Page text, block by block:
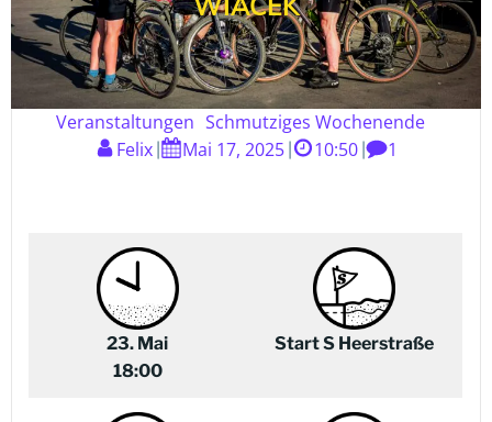
Veranstaltungen Schmutziges Wochenende
Felix
Mai 17, 2025 10:50 1
23. Mai
18:00
Start S Heerstraße